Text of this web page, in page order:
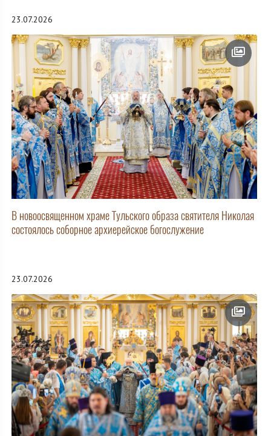
23.07.2026
В новоосвященном храме Тульского образа святителя Николая
состоялось соборное архиерейское богослужение
23.07.2026